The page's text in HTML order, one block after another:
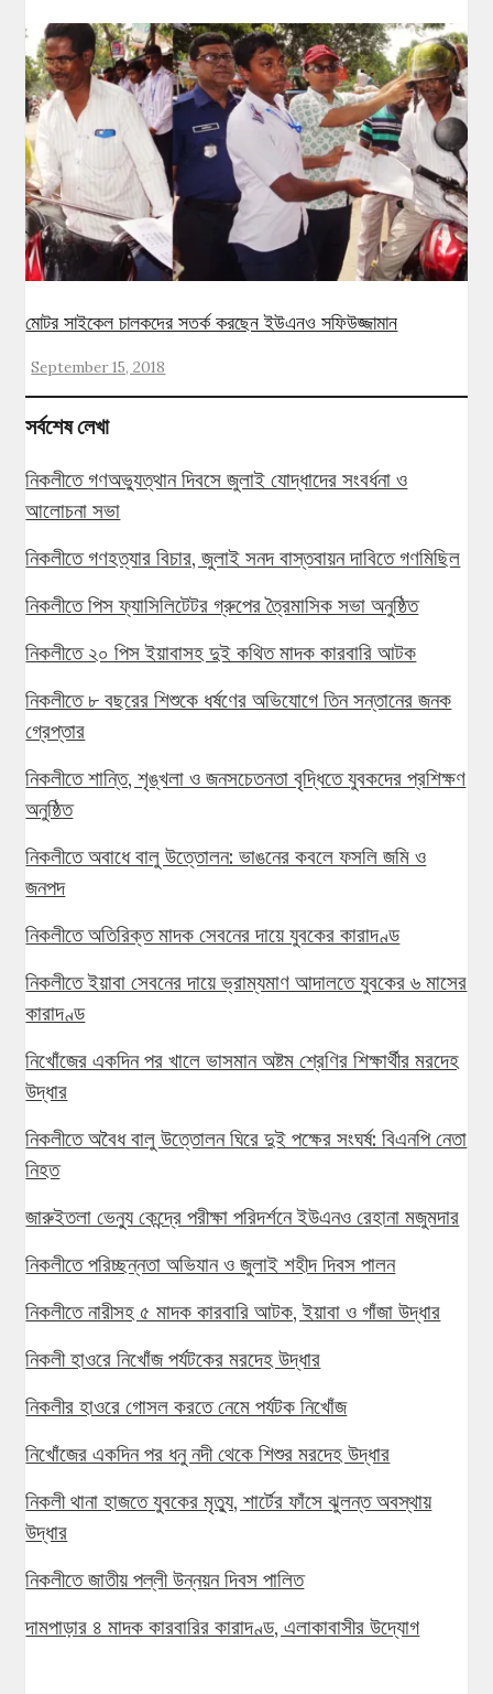
মোটর সাইকেল চালকদের সতর্ক করছেন ইউএনও সফিউজ্জামান
September 15, 2018
সর্বশেষ লেখা
নিকলীতে গণঅভ্যুত্থান দিবসে জুলাই যোদ্ধাদের সংবর্ধনা ও
আলোচনা সভা
নিকলীতে গণহত্যার বিচার, জুলাই সনদ বাস্তবায়ন দাবিতে গণমিছিল
নিকলীতে পিস ফ্যাসিলিটেটর গ্রুপের ত্রৈমাসিক সভা অনুষ্ঠিত
নিকলীতে ২০ পিস ইয়াবাসহ দুই কথিত মাদক কারবারি আটক
নিকলীতে ৮ বছরের শিশুকে ধর্ষণের অভিযোগে তিন সন্তানের জনক
গ্রেপ্তার
নিকলীতে শান্তি, শৃঙ্খলা ও জনসচেতনতা বৃদ্ধিতে যুবকদের প্রশিক্ষণ
অনুষ্ঠিত
নিকলীতে অবাধে বালু উত্তোলন: ভাঙনের কবলে ফসলি জমি ও
জনপদ
নিকলীতে অতিরিক্ত মাদক সেবনের দায়ে যুবকের কারাদণ্ড
নিকলীতে ইয়াবা সেবনের দায়ে ভ্রাম্যমাণ আদালতে যুবকের ৬ মাসের
কারাদণ্ড
নিখোঁজের একদিন পর খালে ভাসমান অষ্টম শ্রেণির শিক্ষার্থীর মরদেহ
উদ্ধার
নিকলীতে অবৈধ বালু উত্তোলন ঘিরে দুই পক্ষের সংঘর্ষ: বিএনপি নেতা
নিহত
জারুইতলা ভেন্যু কেন্দ্রে পরীক্ষা পরিদর্শনে ইউএনও রেহানা মজুমদার
নিকলীতে পরিচ্ছন্নতা অভিযান ও জুলাই শহীদ দিবস পালন
নিকলীতে নারীসহ ৫ মাদক কারবারি আটক, ইয়াবা ও গাঁজা উদ্ধার
নিকলী হাওরে নিখোঁজ পর্যটকের মরদেহ উদ্ধার
নিকলীর হাওরে গোসল করতে নেমে পর্যটক নিখোঁজ
নিখোঁজের একদিন পর ধনু নদী থেকে শিশুর মরদেহ উদ্ধার
নিকলী থানা হাজতে যুবকের মৃত্যু, শার্টের ফাঁসে ঝুলন্ত অবস্থায়
উদ্ধার
নিকলীতে জাতীয় পল্লী উন্নয়ন দিবস পালিত
দামপাড়ার ৪ মাদক কারবারির কারাদণ্ড, এলাকাবাসীর উদ্যোগ